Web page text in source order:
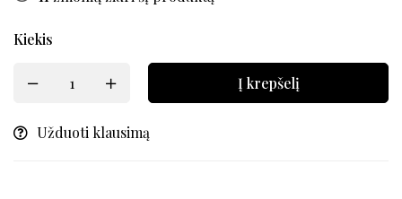
Kiekis
Į krepšelį
Užduoti klausimą